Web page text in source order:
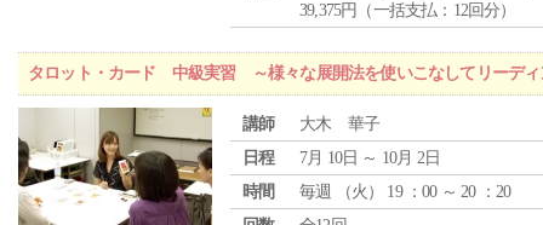
39,375円（一括支払：12回分）
タロット・カード 中級実習 ～様々な展開法を使いこなしてリーディ
講師
大木 華子
日程
7月 10日 ～ 10月 2日
時間
毎週 （火 ） 19 ：00 ～ 20 ：20